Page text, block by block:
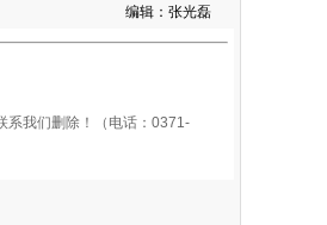
编辑：张光磊
我们删除！（电话：0371-